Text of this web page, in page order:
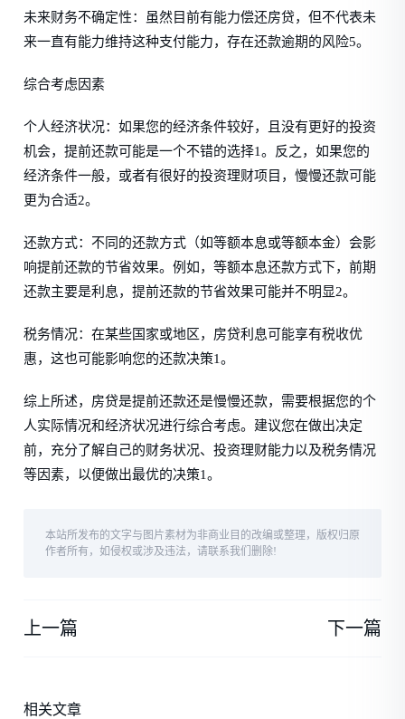
未来财务不确定性：虽然目前有能力偿还房贷，但不代表未
来一直有能力维持这种支付能力，存在还款逾期的风险5。
综合考虑因素
个人经济状况：如果您的经济条件较好，且没有更好的投资
机会，提前还款可能是一个不错的选择1。反之，如果您的
经济条件一般，或者有很好的投资理财项目，慢慢还款可能
更为合适2。
还款方式：不同的还款方式（如等额本息或等额本金）会影
响提前还款的节省效果。例如，等额本息还款方式下，前期
还款主要是利息，提前还款的节省效果可能并不明显2。
税务情况：在某些国家或地区，房贷利息可能享有税收优
惠，这也可能影响您的还款决策1。
综上所述，房贷是提前还款还是慢慢还款，需要根据您的个
人实际情况和经济状况进行综合考虑。建议您在做出决定
前，充分了解自己的财务状况、投资理财能力以及税务情况
等因素，以便做出最优的决策1。
本站所发布的文字与图片素材为非商业目的改编或整理，版权归原
作者所有，如侵权或涉及违法，请联系我们删除!
上一篇 下一篇
相关文章